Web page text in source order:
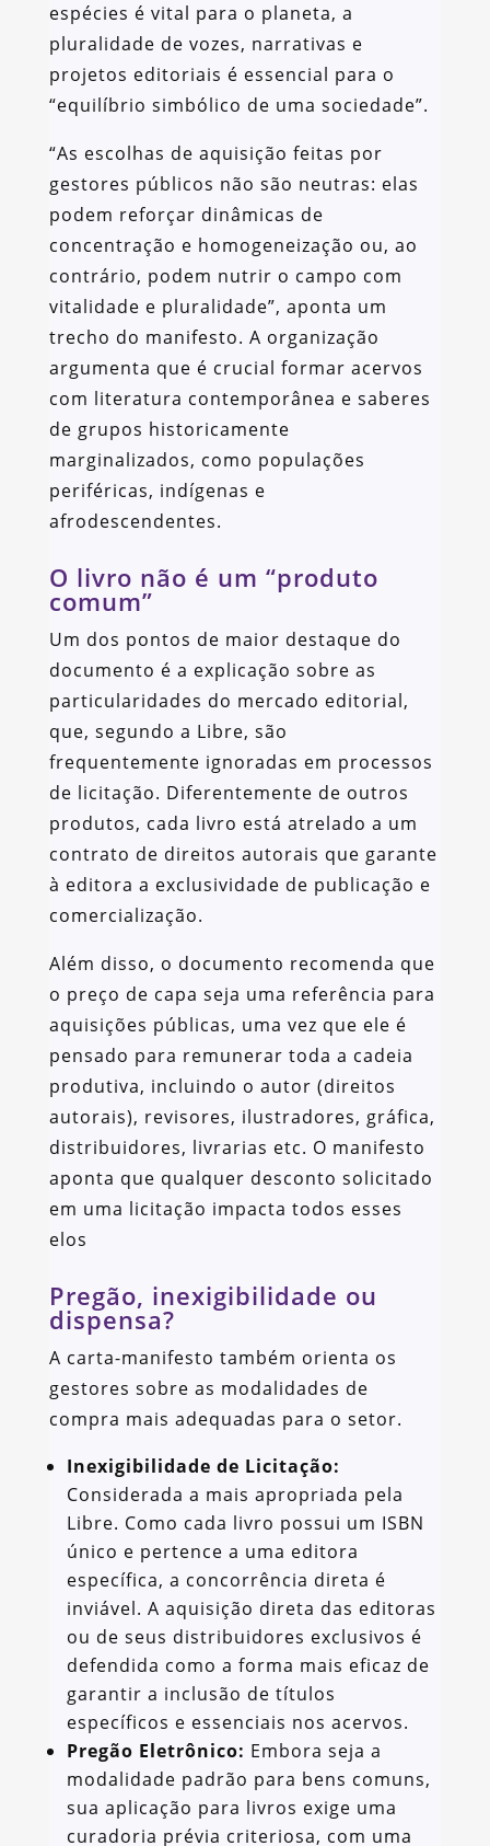
espécies é vital para o planeta, a
pluralidade de vozes, narrativas e
projetos editoriais é essencial para o
“equilíbrio simbólico de uma sociedade”.
“As escolhas de aquisição feitas por
gestores públicos não são neutras: elas
podem reforçar dinâmicas de
concentração e homogeneização ou, ao
contrário, podem nutrir o campo com
vitalidade e pluralidade”, aponta um
trecho do manifesto. A organização
argumenta que é crucial formar acervos
com literatura contemporânea e saberes
de grupos historicamente
marginalizados, como populações
periféricas, indígenas e
afrodescendentes.
O livro não é um “produto
comum”
Um dos pontos de maior destaque do
documento é a explicação sobre as
particularidades do mercado editorial,
que, segundo a Libre, são
frequentemente ignoradas em processos
de licitação. Diferentemente de outros
produtos, cada livro está atrelado a um
contrato de direitos autorais que garante
à editora a exclusividade de publicação e
comercialização.
Além disso, o documento recomenda que
o preço de capa seja uma referência para
aquisições públicas, uma vez que ele é
pensado para remunerar toda a cadeia
produtiva, incluindo o autor (direitos
autorais), revisores, ilustradores, gráfica,
distribuidores, livrarias etc. O manifesto
aponta que qualquer desconto solicitado
em uma licitação impacta todos esses
elos
Pregão, inexigibilidade ou
dispensa?
A carta-manifesto também orienta os
gestores sobre as modalidades de
compra mais adequadas para o setor.
Inexigibilidade de Licitação:
Considerada a mais apropriada pela
Libre. Como cada livro possui um ISBN
único e pertence a uma editora
específica, a concorrência direta é
inviável. A aquisição direta das editoras
ou de seus distribuidores exclusivos é
defendida como a forma mais eficaz de
garantir a inclusão de títulos
específicos e essenciais nos acervos.
Pregão Eletrônico: Embora seja a
modalidade padrão para bens comuns,
sua aplicação para livros exige uma
curadoria prévia criteriosa, com uma